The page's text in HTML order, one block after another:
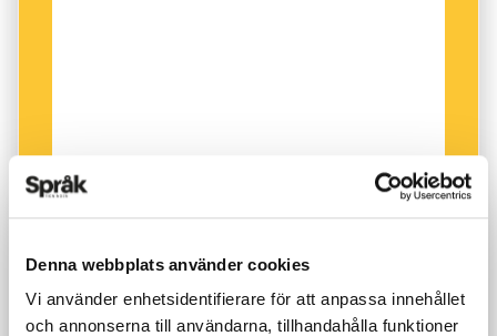
Denna webbplats använder cookies
Vi använder enhetsidentifierare för att anpassa innehållet
och annonserna till användarna, tillhandahålla funktioner